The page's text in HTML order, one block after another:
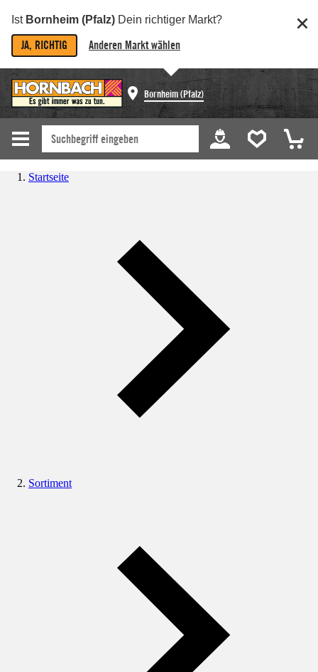
Ist Bornheim (Pfalz) Dein richtiger Markt?
JA, RICHTIG Anderen Markt wählen
Bornheim (Pfalz)
Startseite
Sortiment